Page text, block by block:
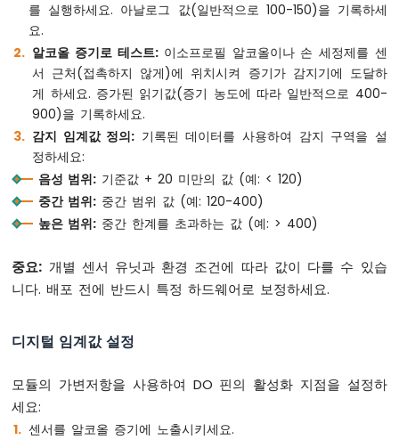
깜
아
노
나
노
-
LED
-
드
두
이
노
를 실행하세요. 아날로그 값(일반적으로 100-150)을 기록하세
요.
알코올 증기로 테스트:이소프로필 알코올이나 손 세정제를 센
서 근처(접촉하지 않게)에 위치시켜 증기가 감지기에 도달하
게 하세요. 증가된 읽기값(증기 농도에 따라 일반적으로 400-
900)을 기록하세요.
감지 임계값 정의: 기록된 데이터를 사용하여 감지 구역을 설
정하세요:
음성 범위: 기준값 + 20 미만의 값 (예: < 120)
중간 범위: 중간 범위 값 (예: 120-400)
높은 범위: 중간 한계를 초과하는 값 (예: > 400)
중요: 개별 센서 유닛과 환경 조건에 따라 값이 다를 수 있습
니다. 배포 전에 반드시 특정 하드웨어로 보정하세요.
디지털 임계값 설정
모듈의 가변저항을 사용하여 DO 핀의 활성화 지점을 설정하
세요:
센서를 알코올 증기에 노출시키세요.